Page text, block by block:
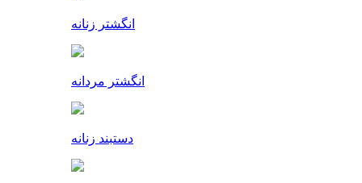
انگشتر زنانه
انگشتر مردانه
دستبند زنانه